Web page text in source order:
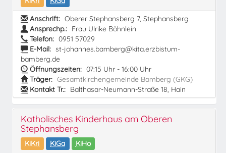
Anschrift: Oberer Stephansberg 7, Stephansberg
Ansprechp.: Frau Ulrike Böhnlein
Telefon: 0951 57029
E-Mail: st-johannes.bamberg@kita.erzbistum-
bamberg.de
Öffnungszeiten: 07:15 Uhr - 16:00 Uhr
Träger: Gesamtkirchengemeinde Bamberg (GKG)
Kontakt Tr.: Balthasar-Neumann-Straße 18, Hain
Katholisches Kinderhaus am Oberen
Stephansberg
KiKri KiGa
KiHo